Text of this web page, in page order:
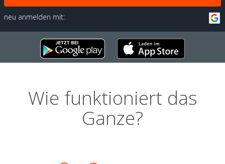
neu anmelden mit:
Wie funktioniert das
Ganze?